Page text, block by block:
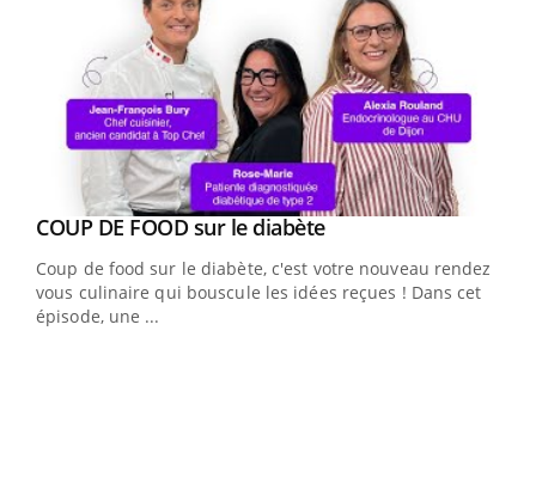
Youtube
COUP DE FOOD sur le diabèteYoutube
Coup de food sur le diabète, c'est votre nouveau rendez-
vous culinaire qui bouscule les idées reçues ! Dans cet
épisode, une ...